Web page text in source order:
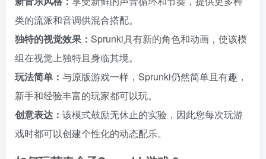
类的流派和音调供混合搭配。
独特的视觉效果： Sprunki具有新的角色和动画，使该模
组在视觉上独特且身临其境。
玩法简单： 与原版游戏一样，Sprunki仍然简单且有趣，
新手和经验丰富的玩家都可以玩。
创意表达： 该模式鼓励无休止的实验，因此您每次玩游
戏时都可以创建个性化的动态配乐。